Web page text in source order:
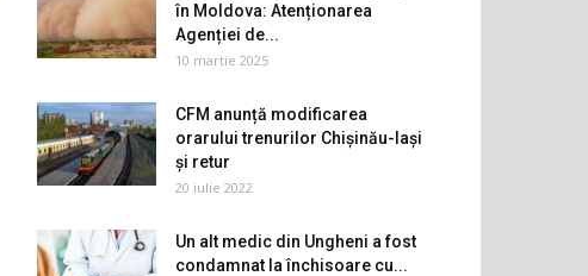
în Moldova: Atenționarea
Agenției de...
10 martie 2025
CFM anunță modificarea
orarului trenurilor Chișinău-Iași
și retur
20 iulie 2022
Un alt medic din Ungheni a fost
condamnat la închisoare cu...